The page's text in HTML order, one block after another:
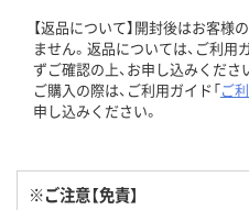
【返品について】開封後はお客
ません。返品については、ご利用
ずご確認の上、お申し込みくださ
ご購入の際は、ご利用ガイド「ご
申し込みください。
※ご注意【免責】